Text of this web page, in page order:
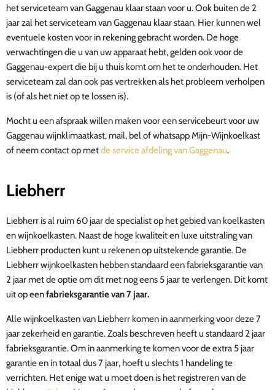
het serviceteam van Gaggenau klaar staan voor u. Ook buiten de 2
jaar zal het serviceteam van Gaggenau klaar staan. Hier kunnen wel
eventuele kosten voor in rekening gebracht worden. De hoge
verwachtingen die u van uw apparaat hebt, gelden ook voor de
Gaggenau-expert die bij u thuis komt om het te onderhouden. Het
serviceteam zal dan ook pas vertrekken als het probleem verholpen
is (of als het niet op te lossen is).
Mocht u een afspraak willen maken voor een servicebeurt voor uw
Gaggenau wijnklimaatkast, mail, bel of whatsapp Mijn-Wijnkoelkast
of neem contact op metde service afdeling van Gaggenau.
Liebherr
Liebherr is al ruim 60 jaar de specialist op het gebied van koelkasten
en wijnkoelkasten. Naast de hoge kwaliteit en luxe uitstraling van
Liebherr producten kunt u rekenen op uitstekende garantie. De
Liebherr wijnkoelkasten hebben standaard een fabrieksgarantie van
2 jaar met de optie om dit met nog eens 5 jaar te verlengen. Dit komt
uit op eenfabrieksgarantie van 7 jaar.
Alle wijnkoelkasten van Liebherr komen in aanmerking voor deze 7
jaar zekerheid en garantie. Zoals beschreven heeft u standaard 2 jaar
fabrieksgarantie. Om in aanmerking te komen voor de extra 5 jaar
garantie en in totaal dus 7 jaar, hoeft u slechts 1 handeling te
verrichten. Het enige wat u moet doen is het registreren van de